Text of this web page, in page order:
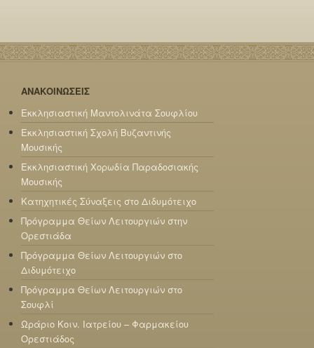
ΑΝΑΚΟΙΝΩΣΕΙΣ
Εκκλησιαστική Μαντολινάτα Σουφλίου
Εκκλησιαστική Σχολή Βυζαντινής
Μουσικής
Εκκλησιαστική Χορωδία Παραδοσιακής
Μουσικής
Κατηχητικές Σύναξεις στο Διδυμότειχο
Πρόγραμμα Θείων Λειτουργιών στην
Ορεστιάδα
Πρόγραμμα Θείων Λειτουργιών στο
Διδυμότειχο
Πρόγραμμα Θείων Λειτουργιών στο
Σουφλί
Ωράριο Κοιν. Ιατρείου – Φαρμακείου
Ορεστιάδος